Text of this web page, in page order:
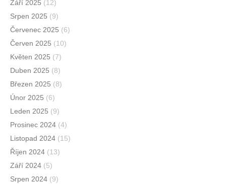
Září 2025 (12)
Srpen 2025 (9)
Červenec 2025 (6)
Červen 2025 (10)
Květen 2025 (7)
Duben 2025 (8)
Březen 2025 (8)
Únor 2025 (6)
Leden 2025 (9)
Prosinec 2024 (4)
Listopad 2024 (15)
Říjen 2024 (13)
Září 2024 (5)
Srpen 2024 (9)